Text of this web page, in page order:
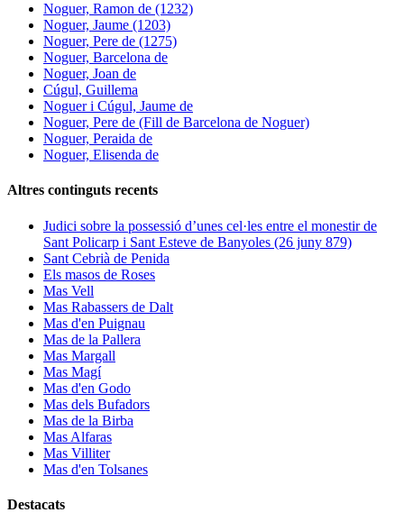
Noguer, Ramon de (1232)
Noguer, Jaume (1203)
Noguer, Pere de (1275)
Noguer, Barcelona de
Noguer, Joan de
Cúgul, Guillema
Noguer i Cúgul, Jaume de
Noguer, Pere de (Fill de Barcelona de Noguer)
Noguer, Peraida de
Noguer, Elisenda de
Altres continguts recents
Judici sobre la possessió d’unes cel·les entre el monestir de
Sant Policarp i Sant Esteve de Banyoles (26 juny 879)
Sant Cebrià de Penida
Els masos de Roses
Mas Vell
Mas Rabassers de Dalt
Mas d'en Puignau
Mas de la Pallera
Mas Margall
Mas Magí
Mas d'en Godo
Mas dels Bufadors
Mas de la Birba
Mas Alfaras
Mas Villiter
Mas d'en Tolsanes
Destacats